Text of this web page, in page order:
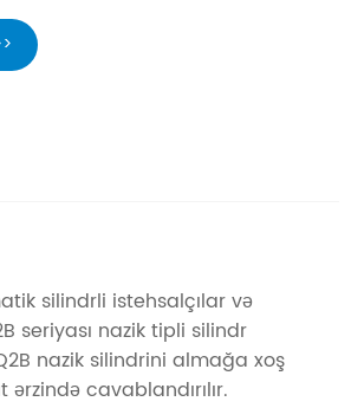
silindrli istehsalçılar və
seriyası nazik tipli silindr
nazik silindrini almağa xoş
cavablandırılır.